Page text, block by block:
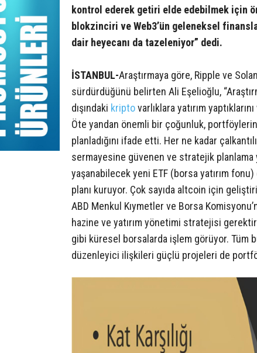
kontrol ederek getiri elde edebilmek için
blokzinciri ve Web3’ün geleneksel
dair heyecanı da tazeleniyor” dedi.
İSTANBUL-Araştırmaya göre, Ripple ve
sürdürdüğünü belirten Ali Eşelioğlu,
dışındaki kriptovarlıklara yatırım
Öte yandan önemli bir çoğunluk,
planladığını ifade etti. Her ne kadar
sermayesine güvenen ve stratejik planlama
yaşanabilecek yeni ETF (borsa yatırım
planı kuruyor. Çok sayıda altcoin için
ABD Menkul Kıymetler ve Borsa
hazine ve yatırım yönetimi stratejisi
gibi küresel borsalarda işlem görüyor. Tüm
düzenleyici ilişkileri güçlü projeleri de